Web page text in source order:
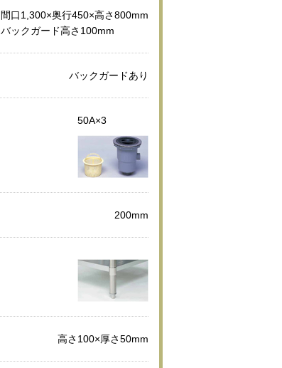
間口1,300×奥行450×高さ800mm
バックガード高さ100mm
バックガードあり
50A×3
200mm
高さ100×厚さ50mm